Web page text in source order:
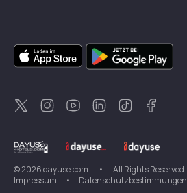
DayuseSingapur
DayuseZweden
DayuseThailand
DayuseNeuseeland
DayuseTürkei
©2026dayuse.com •
All Rights Reserved
Impressum
• Datenschutzbestimmungen